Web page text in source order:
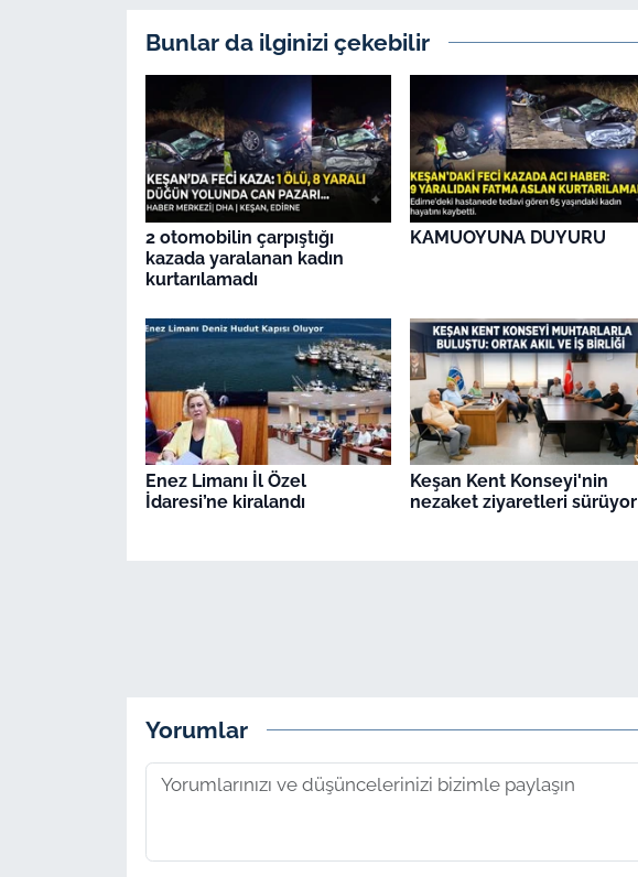
Bunlar da ilginizi çekebilir
2 otomobilin çarpıştığı
kazada yaralanan kadın
kurtarılamadı
KAMUOYUNA DUYURU
Enez Limanı İl Özel
İdaresi’ne kiralandı
Keşan Kent Konseyi'nin
nezaket ziyaretleri sürüyor
Yorumlar